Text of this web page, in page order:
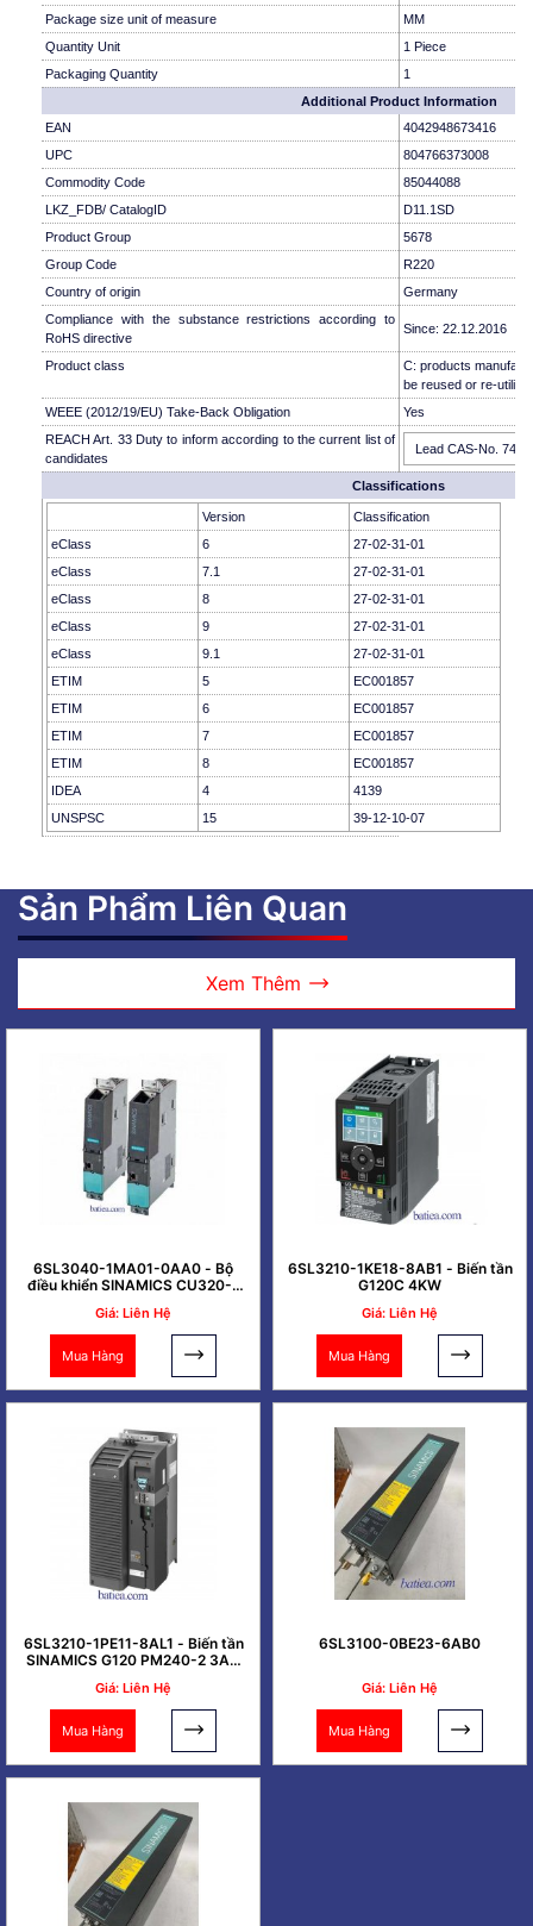
Package size unit of measure
MM
Quantity Unit
1 Piece
Packaging Quantity
1
Additional Product Information
EAN
4042948673416
UPC
804766373008
Commodity Code
85044088
LKZ_FDB/ CatalogID
D11.1SD
Product Group
5678
Group Code
R220
Country of origin
Germany
Compliance with the substance restrictions according to
RoHS directive
Since: 22.12.2016
Product class
C: products
be reused or re-
WEEE (2012/19/EU) Take-Back Obligation
Yes
REACH Art. 33 Duty to inform according to the current list of
candidates
Lead CAS-No.
Classifications
Version
Classification
eClass
6
27-02-31-01
eClass
7.1
27-02-31-01
eClass
8
27-02-31-01
eClass
9
27-02-31-01
eClass
9.1
27-02-31-01
ETIM
5
EC001857
ETIM
6
EC001857
ETIM
7
EC001857
ETIM
8
EC001857
IDEA
4
4139
UNSPSC
15 39-12-10-07
Sản Phẩm Liên Quan
Xem Thêm
6SL3040-1MA01-0AA0 - Bộ
điều khiển SINAMICS CU320-2
Giá: Liên Hệ
Mua Hàng
6SL3210-1KE18-8AB1 - Biến tần
G120C 4KW
Giá: Liên Hệ
Mua Hàng
6SL3210-1PE11-8AL1 - Biến tần
SINAMICS G120 PM240-2 3AC
Giá: Liên Hệ
Mua Hàng
6SL3100-0BE23-6AB0
Giá: Liên Hệ
Mua Hàng